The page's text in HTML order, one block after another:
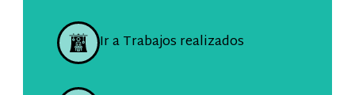
Ir a Trabajos realizados